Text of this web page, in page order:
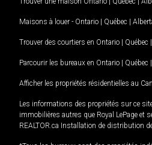
Maisons à louer - Ontario | Québec |
Trouver des courtiers en Ontario | Québec |
Parcourir les bureaux en Ontario | Québec |
Afficher les propriétés résidentielles au
Les informations des propriétés sur ce
immobilières autres que Royal LePage et
REALTOR.ca Installation de distribution